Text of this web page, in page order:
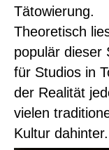
Tätowierung.
Theoretisch
populär dieser
für Studios in
der Realität
vielen
Kultur dahinter.